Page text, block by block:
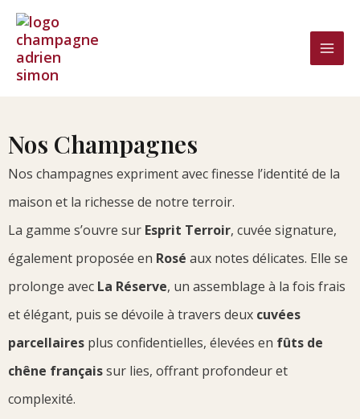
Aller
contenu
Nos Champagnes
Nos champagnes expriment avec finesse l’identité de la
maison et la richesse de notre terroir.
La gamme s’ouvre sur Esprit Terroir, cuvée signature,
également proposée en Rosé aux notes délicates. Elle se
prolonge avec La Réserve, un assemblage à la fois frais
et élégant, puis se dévoile à travers deux cuvées
parcellaires plus confidentielles, élevées en fûts de
chêne françaissur lies, offrant profondeur et
complexité.